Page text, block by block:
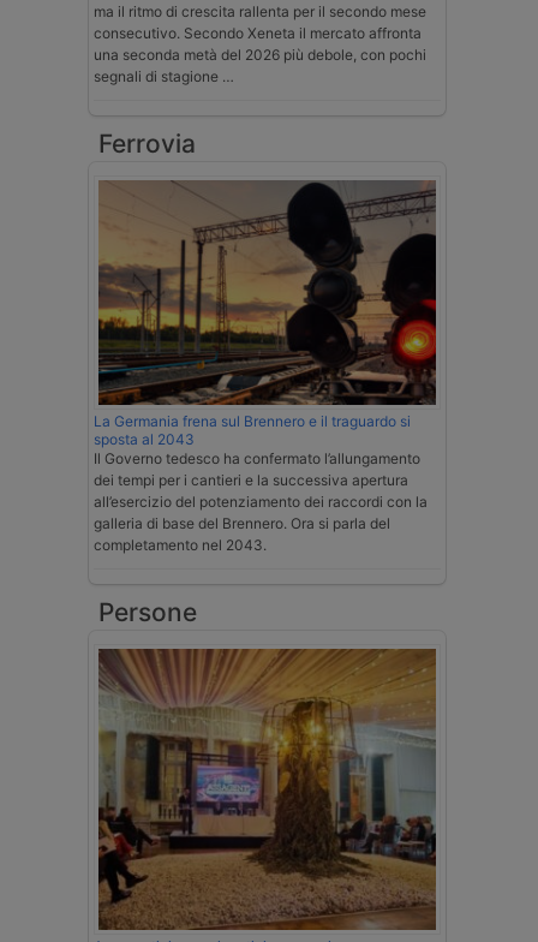
ma il ritmo di crescita rallenta per il secondo mese
consecutivo. Secondo Xeneta il mercato affronta
una seconda metà del 2026 più debole, con pochi
segnali di stagione …
Ferrovia
La Germania frena sul Brennero e il traguardo si
sposta al 2043
Il Governo tedesco ha confermato l’allungamento
dei tempi per i cantieri e la successiva apertura
all’esercizio del potenziamento dei raccordi con la
galleria di base del Brennero. Ora si parla del
completamento nel 2043.
Persone